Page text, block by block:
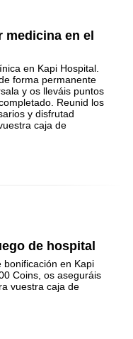
en el
en Kapi Hospital.
forma permanente
y os lleváis puntos
Reunid los
y disfrutad
caja de
de hospital
bonificación en Kapi
Coins, os aseguráis
vuestra caja de